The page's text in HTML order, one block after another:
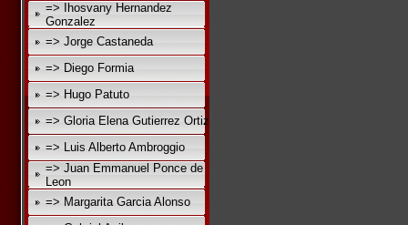
=> Ihosvany Hernandez
Gonzalez
=> Jorge Castaneda
=> Diego Formia
=> Hugo Patuto
=> Gloria Elena Gutierrez Ortiz
=> Luis Alberto Ambroggio
=> Juan Emmanuel Ponce de
Leon
=> Margarita Garcia Alonso